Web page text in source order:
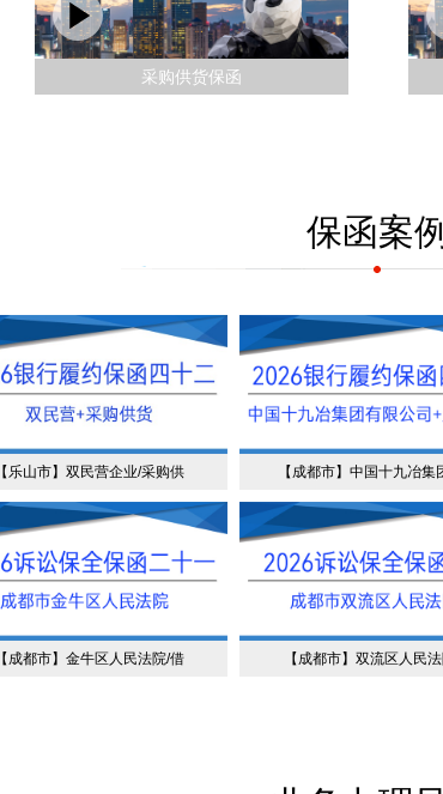
采购供货保函
保函案例
【乐山市】双民营企业/采购供 【成都市】中国十九冶集
【成都市】金牛区人民法院/借 【成都市】双流区人民